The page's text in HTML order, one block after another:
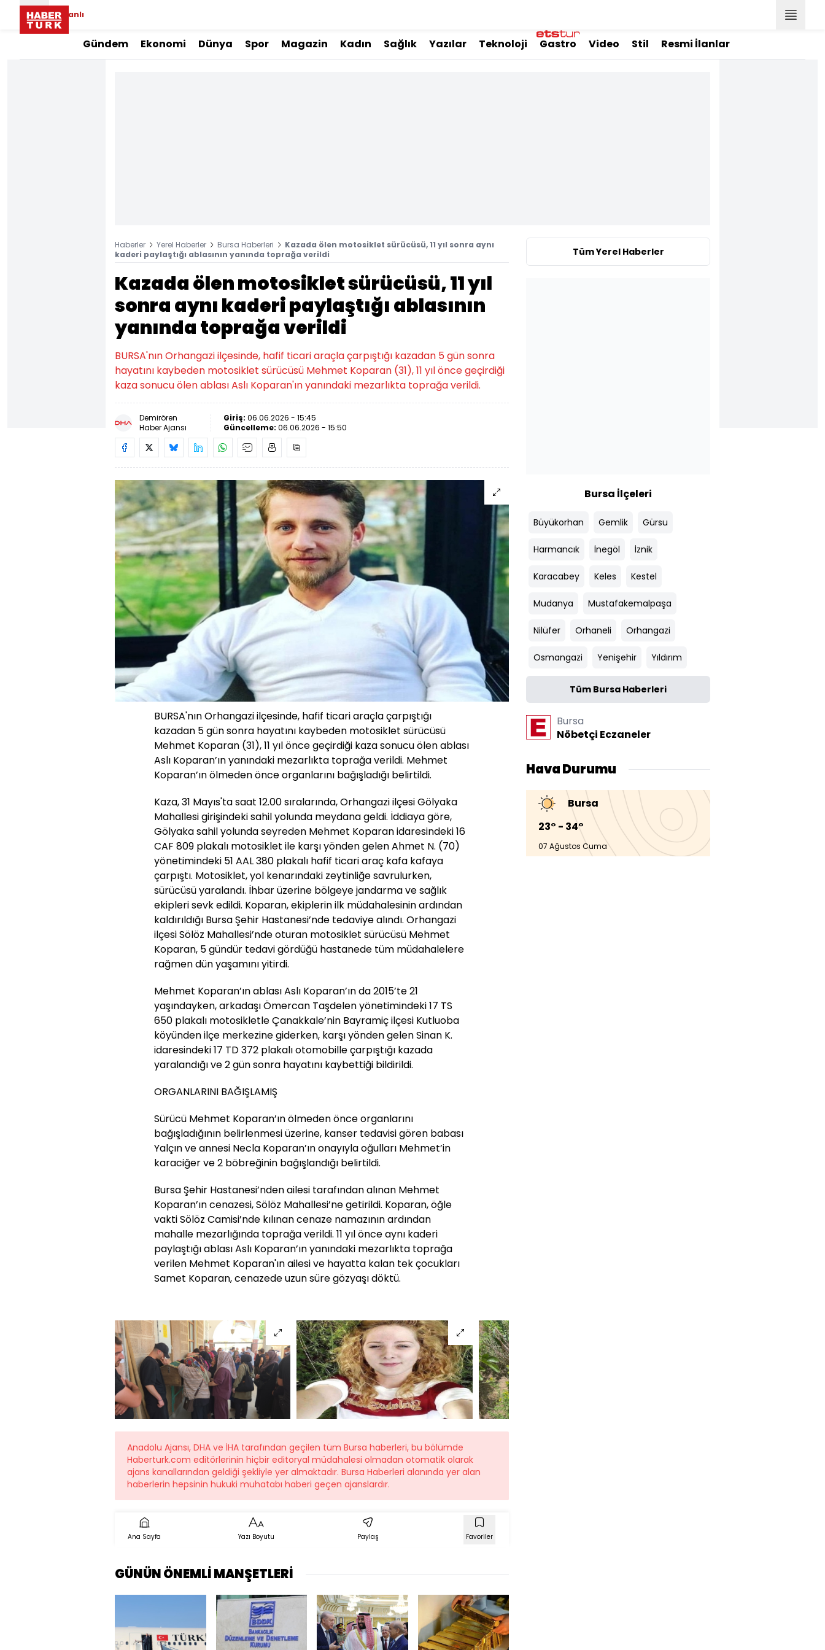
Canlı
Gündem Ekonomi Dünya Spor Magazin Kadın Sağlık Yazılar Teknoloji Gastro Video Stil Resmi İlanlar
Haberler Yerel Haberler Bursa Haberleri
Kazada ölen motosiklet sürücüsü, 11 yıl sonra aynı
kaderi paylaştığı ablasının yanında toprağa verildi
Kazada ölen motosiklet sürücüsü, 11 yıl
sonra aynı kaderi paylaştığı ablasının
yanında toprağa verildi
BURSA'nın Orhangazi ilçesinde, hafif ticari araçla çarpıştığı kazadan 5 gün sonra
hayatını kaybeden motosiklet sürücüsü Mehmet Koparan (31), 11 yıl önce geçirdiği
kaza sonucu ölen ablası Aslı Koparan'ın yanındaki mezarlıkta toprağa verildi.
Demirören
Haber Ajansı
Giriş: 06.06.2026 - 15:45
Güncelleme: 06.06.2026 - 15:50
BURSA'nın Orhangazi ilçesinde, hafif ticari araçla çarpıştığı
kazadan 5 gün sonra hayatını kaybeden motosiklet sürücüsü
Mehmet Koparan (31), 11 yıl önce geçirdiği kaza sonucu ölen ablası
Aslı Koparan’ın yanındaki mezarlıkta toprağa verildi. Mehmet
Koparan’ın ölmeden önce organlarını bağışladığı belirtildi.
Kaza, 31 Mayıs'ta saat 12.00 sıralarında, Orhangazi ilçesi Gölyaka
Mahallesi girişindeki sahil yolunda meydana geldi. İddiaya göre,
Gölyaka sahil yolunda seyreden Mehmet Koparan idaresindeki 16
CAF 809 plakalı motosiklet ile karşı yönden gelen Ahmet N. (70)
yönetimindeki 51 AAL 380 plakalı hafif ticari araç kafa kafaya
çarpıştı. Motosiklet, yol kenarındaki zeytinliğe savrulurken,
sürücüsü yaralandı. İhbar üzerine bölgeye jandarma ve sağlık
ekipleri sevk edildi. Koparan, ekiplerin ilk müdahalesinin ardından
kaldırıldığı Bursa Şehir Hastanesi’nde tedaviye alındı. Orhangazi
ilçesi Sölöz Mahallesi’nde oturan motosiklet sürücüsü Mehmet
Koparan, 5 gündür tedavi gördüğü hastanede tüm müdahalelere
rağmen dün yaşamını yitirdi.
Mehmet Koparan’ın ablası Aslı Koparan’ın da 2015’te 21
yaşındayken, arkadaşı Ömercan Taşdelen yönetimindeki 17 TS
650 plakalı motosikletle Çanakkale’nin Bayramiç ilçesi Kutluoba
köyünden ilçe merkezine giderken, karşı yönden gelen Sinan K.
idaresindeki 17 TD 372 plakalı otomobille çarpıştığı kazada
yaralandığı ve 2 gün sonra hayatını kaybettiği bildirildi.
ORGANLARINI BAĞIŞLAMIŞ
Sürücü Mehmet Koparan’ın ölmeden önce organlarını
bağışladığının belirlenmesi üzerine, kanser tedavisi gören babası
Yalçın ve annesi Necla Koparan’ın onayıyla oğulları Mehmet’in
karaciğer ve 2 böbreğinin bağışlandığı belirtildi.
Bursa Şehir Hastanesi’nden ailesi tarafından alınan Mehmet
Koparan’ın cenazesi, Sölöz Mahallesi’ne getirildi. Koparan, öğle
vakti Sölöz Camisi’nde kılınan cenaze namazının ardından
mahalle mezarlığında toprağa verildi. 11 yıl önce aynı kaderi
paylaştığı ablası Aslı Koparan’ın yanındaki mezarlıkta toprağa
verilen Mehmet Koparan'ın ailesi ve hayatta kalan tek çocukları
Samet Koparan, cenazede uzun süre gözyaşı döktü.
Anadolu Ajansı, DHA ve İHA tarafından geçilen tüm Bursa haberleri, bu bölümde
Haberturk.com editörlerinin hiçbir editoryal müdahalesi olmadan otomatik olarak
ajans kanallarından geldiği şekliyle yer almaktadır. Bursa Haberleri alanında yer alan
haberlerin hepsinin hukuki muhatabı haberi geçen ajanslardır.
Ana Sayfa Yazı Boyutu Paylaş Favoriler
GÜNÜN ÖNEMLİ MANŞETLERİ
Tüm Yerel Haberler
Bursa İlçeleri
Büyükorhan Gemlik Gürsu
Harmancık İnegöl İznik
Karacabey Keles Kestel
Mudanya Mustafakemalpaşa
Nilüfer Orhaneli Orhangazi
Osmangazi Yenişehir Yıldırım
Tüm Bursa Haberleri
Bursa
Nöbetçi Eczaneler
Hava Durumu
Bursa
23° - 34°
07 Ağustos Cuma